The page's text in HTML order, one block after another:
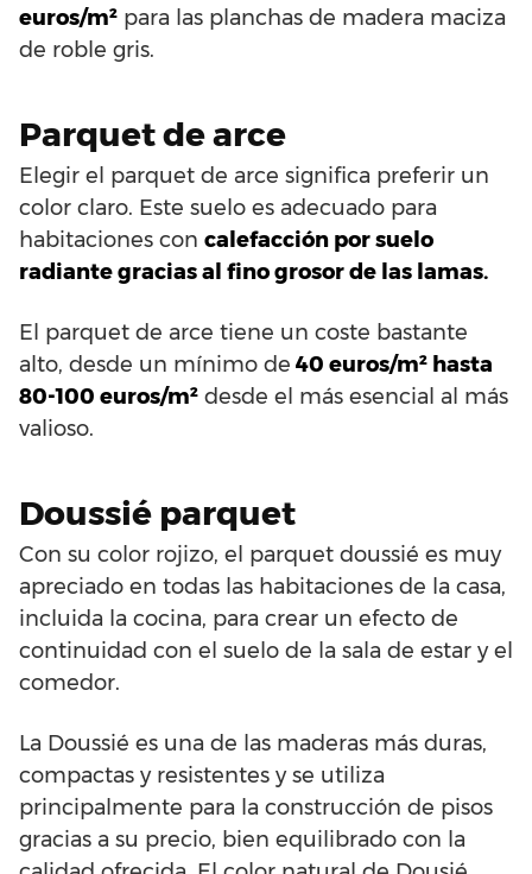
euros/m² para las planchas de madera maciza
de roble gris.
Parquet de arce
Elegir el parquet de arce significa preferir un
color claro. Este suelo es adecuado para
habitaciones con calefacción por suelo
radiante gracias al fino grosor de las lamas.
El parquet de arce tiene un coste bastante
alto, desde un mínimo de 40 euros/m² hasta
80-100 euros/m² desde el más esencial al más
valioso.
Doussié parquet
Con su color rojizo, el parquet doussié es muy
apreciado en todas las habitaciones de la casa,
incluida la cocina, para crear un efecto de
continuidad con el suelo de la sala de estar y el
comedor.
La Doussié es una de las maderas más duras,
compactas y resistentes y se utiliza
principalmente para la construcción de pisos
gracias a su precio, bien equilibrado con la